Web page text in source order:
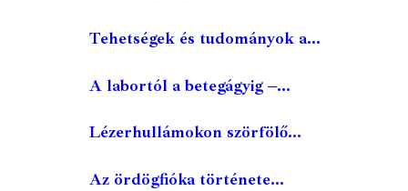
Tehetségek és tudományok a...
A labortól a betegágyig –...
Lézerhullámokon szörfölő...
Az ördögfióka története...